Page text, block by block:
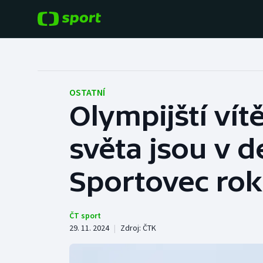
Hokej
Tenis
Atletika
Cyklistika
Baseball a softbal
Basketbal
Biatlon
OSTATNÍ
Olympijští
světa jsou v
Sportovec
ČT sport
29. 11. 2024 | Zdroj: ČTK